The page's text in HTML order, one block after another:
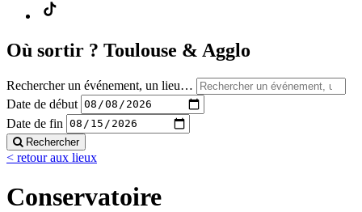
Où sortir ? Toulouse & Agglo
Rechercher un événement, un lieu…
Date de début
Date de fin
Rechercher
< retour aux lieux
Conservatoire